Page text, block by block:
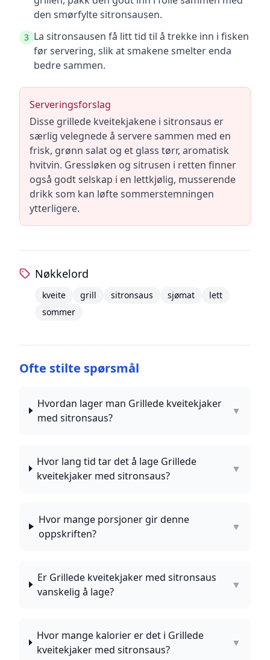
den smørfylte sitronsausen.
3 La sitronsausen få litt tid til å trekke inn i fisken
før servering, slik at smakene smelter enda
bedre sammen.
Serveringsforslag
Disse grillede kveitekjakene i sitronsaus er
særlig velegnede å servere sammen med en
frisk, grønn salat og et glass tørr, aromatisk
hvitvin. Gressløken og sitrusen i retten finner
også godt selskap i en lettkjølig, musserende
drikk som kan løfte sommerstemningen
ytterligere.
Nøkkelord
kveite grill sitronsaus sjømat
lett
sommer
Ofte stilte spørsmål
Hvordan lager man Grillede kveitekjaker
med sitronsaus?
▼
Hvor lang tid tar det å lage Grillede
kveitekjaker med sitronsaus?
▼
Hvor mange porsjoner gir denne
oppskriften?
▼
Er Grillede kveitekjaker med sitronsaus
vanskelig å lage?
▼
Hvor mange kalorier er det i Grillede
kveitekjaker med sitronsaus?
▼